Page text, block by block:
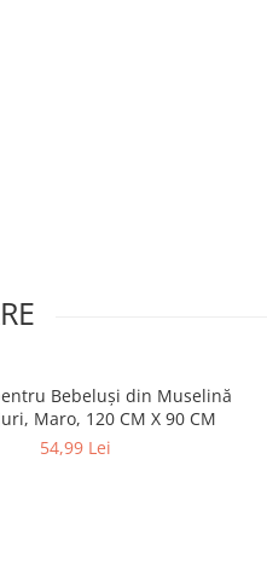
Bebeluși din Muselină
Maro, 120 CM X 90 CM
54,99 Lei